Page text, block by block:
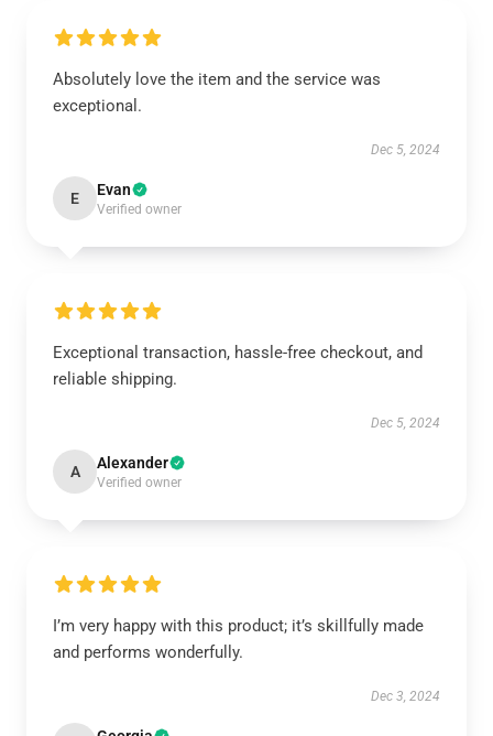
Absolutely love the item and the service was
exceptional.
Dec 5, 2024
E Evan
Verified owner
Exceptional transaction, hassle-free checkout, and
reliable shipping.
Dec 5, 2024
A Alexander
Verified owner
I’m very happy with this product; it’s skillfully made
and performs wonderfully.
Dec 3, 2024